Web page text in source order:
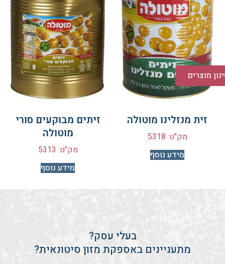
מוצרים
זית מנזלינו מוטולה
מק"ט: 5318
מידע נוסף
זיתים מבוקעים סורי
מוטולה
מק"ט: 5313
מידע נוסף
בעלי עסק?
מתעניינים באספקת מזון סיטונאית?